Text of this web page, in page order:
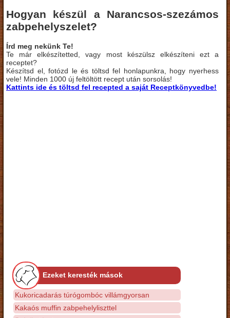
Hogyan készül a Narancsos-szezámos
zabpehelyszelet?
Írd meg nekünk Te!
Te már elkészítetted, vagy most készülsz elkészíteni ezt a
receptet?
Készítsd el, fotózd le és töltsd fel honlapunkra, hogy nyerhess
vele! Minden 1000 új feltöltött recept után sorsolás!
Kattints ide és töltsd fel recepted a saját Receptkönyvedbe!
Ezeket keresték mások
Kukoricadarás túrógombóc villámgyorsan
Kakaós muffin zabpehelyliszttel